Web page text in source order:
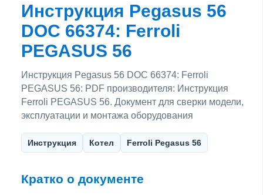
Инструкция Pegasus 56
DOC 66374: Ferroli
PEGASUS 56
Инструкция Pegasus 56 DOC 66374: Ferroli
PEGASUS 56: PDF производителя: Инструкция
Ferroli PEGASUS 56. Документ для сверки модели,
эксплуатации и монтажа оборудования
Инструкция Котел Ferroli Pegasus 56
Кратко о документе